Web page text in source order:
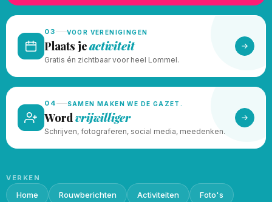
03 VOOR VERENIGINGEN
Plaats jeactiviteit
Gratis én zichtbaar voor heel Lommel.
04 SAMEN MAKEN WE DE GAZET.
Wordvrijwilliger
Schrijven, fotograferen, social media, meedenken.
VERKEN
Home Rouwberichten Activiteiten Foto's